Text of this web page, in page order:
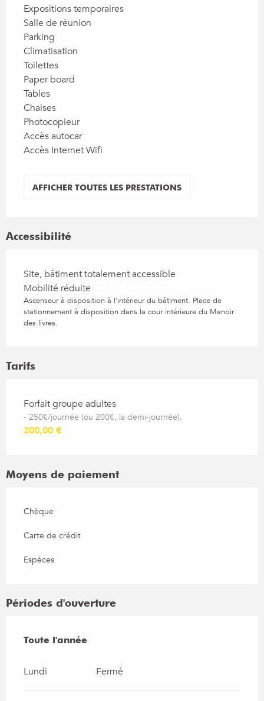
Expositions temporaires
Salle de réunion
Parking
Climatisation
Toilettes
Paper board
Tables
Chaises
Photocopieur
Accès autocar
Accès Internet Wifi
AFFICHER TOUTES LES PRESTATIONS
Accessibilité
Site, bâtiment totalement accessible
Mobilité réduite
Ascenseur à disposition à l'intérieur du bâtiment. Place de
stationnement à disposition dans la cour intérieure du Manoir
des livres.
Tarifs
Tarifs 2026
Forfait groupe adultes
- 250€/journée (ou 200€, la demi-journée).
200,00 €
Moyens de paiement
Chèque
Carte de crédit
Espèces
Périodes d'ouverture
Toute l'année
Toute l'année
Lundi Fermé